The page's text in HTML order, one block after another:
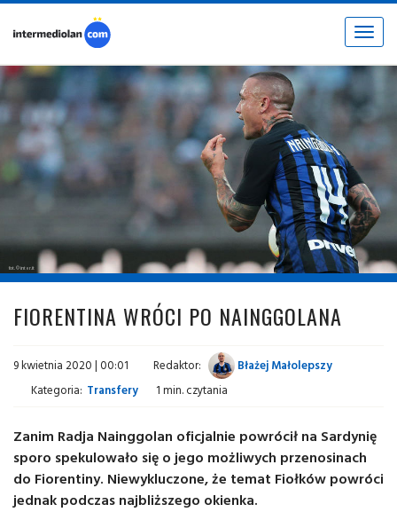
Toggle
fot. © inter.it
FIORENTINA WRÓCI PO NAINGGOLANA
9 kwietnia 2020 | 00:01 Redaktor:
Błażej Małolepszy
Kategoria: Transfery 1 min. czytania
Zanim Radja Nainggolan oficjalnie powrócił na Sardynię
sporo spekulowało się o jego możliwych przenosinach
do Fiorentiny. Niewykluczone, że temat Fiołków powróci
jednak podczas najbliższego okienka.